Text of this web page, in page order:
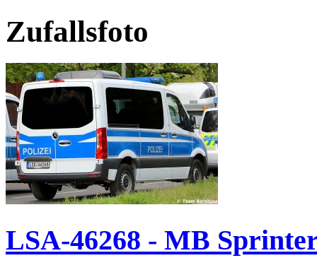
Zufallsfoto
LSA-46268 - MB